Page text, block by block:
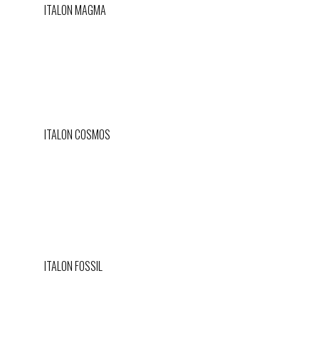
ITALON MAGMA
ITALON COSMOS
ITALON FOSSIL